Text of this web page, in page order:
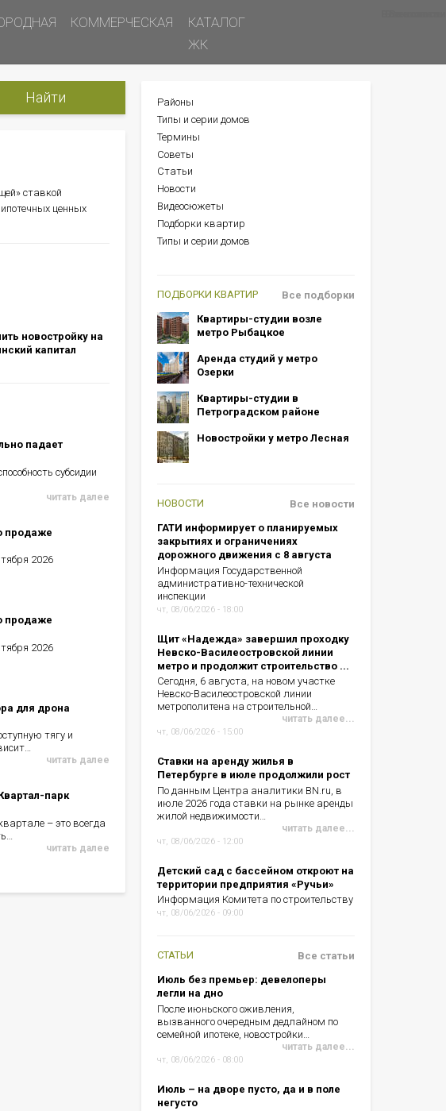
КОММЕРЧЕСКАЯ
КАТАЛОГ
ЖК
ставкой
ценных
новостройку на
капитал
падает
субсидии
читать далее
продаже
2026
продаже
2026
для дрона
тягу и
читать далее
парк
– это всегда
читать далее
БОКОВОЕ
МЕНЮ
Районы
Типы и серии домов
Термины
Советы
Статьи
Новости
Видеосюжеты
Подборки квартир
Типы и серии домов
ПОДБОРКИ КВАРТИР
Квартиры-студии возле
метро Рыбацкое
Аренда студий у метро
Озерки
Квартиры-студии в
Петроградском районе
Новостройки у метро Лесная
Все подборки
НОВОСТИ
ГАТИ информирует о планируемых
закрытиях и ограничениях
дорожного движения с 8 августа
Информация Государственной
административно-технической
инспекции
чт, 08/06/2026 - 18:00
Щит «Надежда» завершил проходку
Невско-Василеостровской линии
метро и продолжит строительство ...
Сегодня, 6 августа, на новом участке
Невско-Василеостровской линии
метрополитена на строительной…
читать далее...
чт, 08/06/2026 - 15:00
Ставки на аренду жилья в
Петербурге в июле продолжили рост
По данным Центра аналитики BN.ru, в
июле 2026 года ставки на рынке аренды
жилой недвижимости…
читать далее...
чт, 08/06/2026 - 12:00
Детский сад с бассейном откроют на
территории предприятия «Ручьи»
Информация Комитета по строительству
чт, 08/06/2026 - 09:00
Все новости
СТАТЬИ
Июль без премьер: девелоперы
легли на дно
После июньского оживления,
вызванного очередным дедлайном по
семейной ипотеке, новостройки…
читать далее...
чт, 08/06/2026 - 08:00
Июль – на дворе пусто, да и в поле
негусто
Все статьи